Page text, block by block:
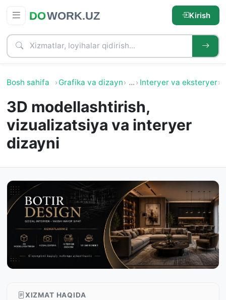
Kirish
Bosh sahifa Grafika va dizayn … Interyer va eksteryer
3D modellashtirish,
vizualizatsiya va interyer
dizayni
XIZMAT HAQIDA